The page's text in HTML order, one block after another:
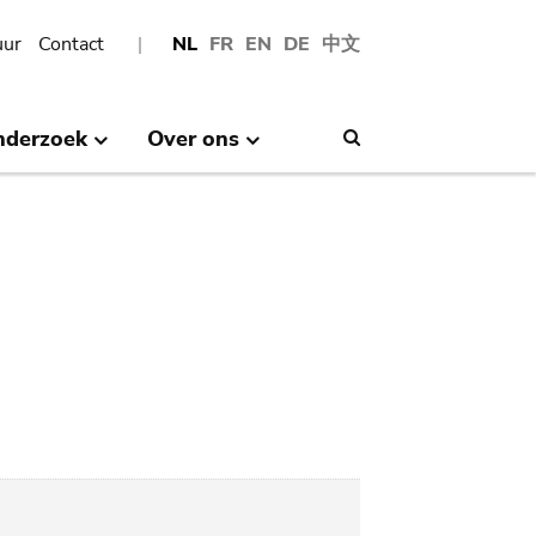
NL FR EN DE 中文
Contact
Over ons